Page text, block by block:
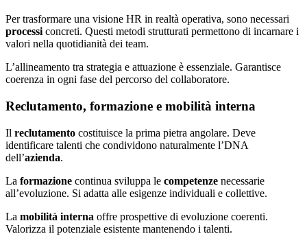
Per trasformare una visione HR in realtà operativa, sono necessari
processi concreti. Questi metodi strutturati permettono di incarnare i
valori nella quotidianità dei team.
L’allineamento tra strategia e attuazione è essenziale. Garantisce
coerenza in ogni fase del percorso del collaboratore.
Reclutamento, formazione e mobilità interna
Il reclutamento costituisce la prima pietra angolare. Deve
identificare talenti che condividono naturalmente l’DNA
dell’azienda.
La formazione continua sviluppa le competenze necessarie
all’evoluzione. Si adatta alle esigenze individuali e collettive.
La mobilità interna offre prospettive di evoluzione coerenti.
Valorizza il potenziale esistente mantenendo i talenti.